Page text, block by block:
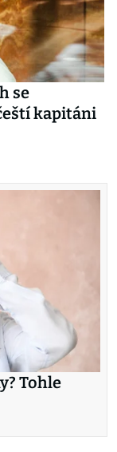
se
kapitáni
Tohle